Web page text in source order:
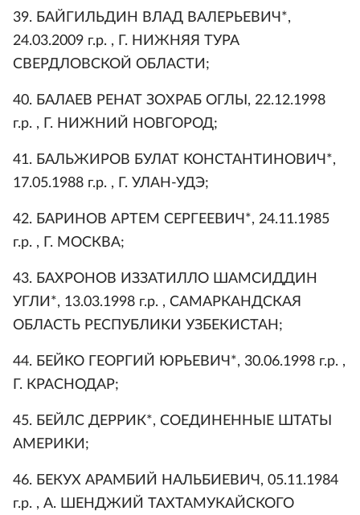
39. БАЙГИЛЬДИН ВЛАД ВАЛЕРЬЕВИЧ*,
24.03.2009 г.р. , Г. НИЖНЯЯ ТУРА
СВЕРДЛОВСКОЙ ОБЛАСТИ;
40. БАЛАЕВ РЕНАТ ЗОХРАБ ОГЛЫ, 22.12.1998
г.р. , Г. НИЖНИЙ НОВГОРОД;
41. БАЛЬЖИРОВ БУЛАТ КОНСТАНТИНОВИЧ*,
17.05.1988 г.р. , Г. УЛАН-УДЭ;
42. БАРИНОВ АРТЕМ СЕРГЕЕВИЧ*, 24.11.1985
г.р. , Г. МОСКВА;
43. БАХРОНОВ ИЗЗАТИЛЛО ШАМСИДДИН
УГЛИ*, 13.03.1998 г.р. , САМАРКАНДСКАЯ
ОБЛАСТЬ РЕСПУБЛИКИ УЗБЕКИСТАН;
44. БЕЙКО ГЕОРГИЙ ЮРЬЕВИЧ*, 30.06.1998 г.р. ,
Г. КРАСНОДАР;
45. БЕЙЛС ДЕРРИК*, СОЕДИНЕННЫЕ ШТАТЫ
АМЕРИКИ;
46. БЕКУХ АРАМБИЙ НАЛЬБИЕВИЧ, 05.11.1984
г.р. , А. ШЕНДЖИЙ ТАХТАМУКАЙСКОГО